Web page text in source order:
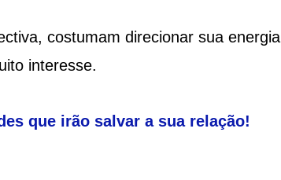
costumam direcionar sua energia
interesse.
que irão salvar a sua relação!